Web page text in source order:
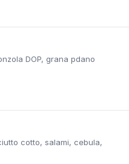
DOP, grana pdano
cotto, salami, cebula,